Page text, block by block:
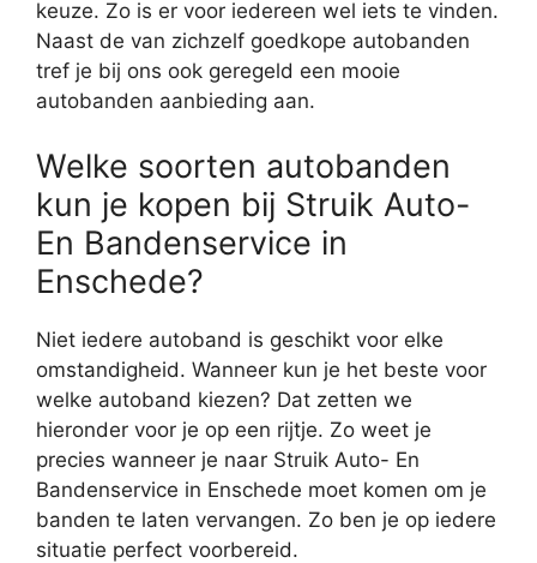
keuze. Zo is er voor iedereen wel iets te vinden.
Naast de van zichzelf goedkope autobanden
tref je bij ons ook geregeld een mooie
autobanden aanbieding aan.
Welke soorten autobanden
kun je kopen bij Struik Auto-
En Bandenservice in
Enschede?
Niet iedere autoband is geschikt voor elke
omstandigheid. Wanneer kun je het beste voor
welke autoband kiezen? Dat zetten we
hieronder voor je op een rijtje. Zo weet je
precies wanneer je naar Struik Auto- En
Bandenservice in Enschede moet komen om je
banden te laten vervangen. Zo ben je op iedere
situatie perfect voorbereid.